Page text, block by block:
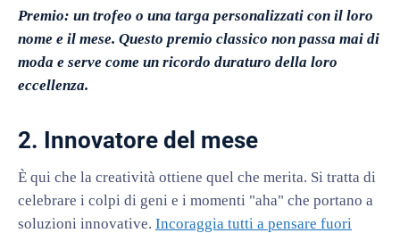
Premio: un trofeo o una targa personalizzati con il loro
nome e il mese. Questo premio classico non passa mai di
moda e serve come un ricordo duraturo della loro
eccellenza.
2. Innovatore del mese
È qui che la creatività ottiene quel che merita. Si tratta di
celebrare i colpi di geni e i momenti "aha" che portano a
soluzioni innovative. Incoraggia tutti a pensare fuori